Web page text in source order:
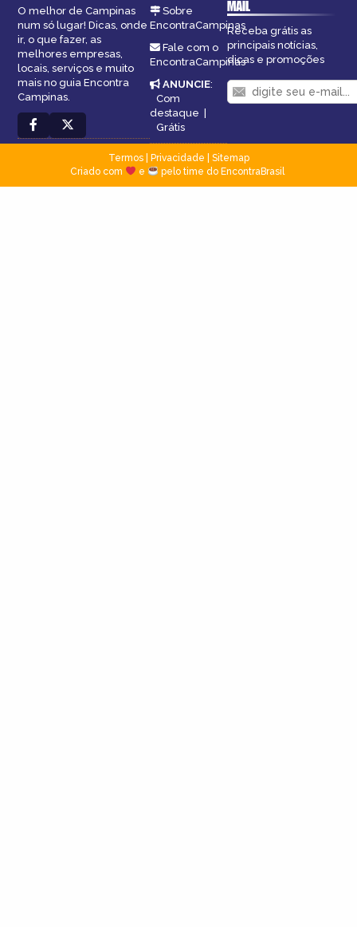
O melhor de Campinas
num só lugar! Dicas, onde
ir, o que fazer, as
melhores empresas,
locais, serviços e muito
mais no guia Encontra
Campinas.
Sobre
EncontraCampinas
Fale com o
EncontraCampinas
ANUNCIE:
Com
destaque |
Grátis
MAIL
Receba grátis as
principais notícias,
dicas e promoções
Termos| Privacidade
Sitemap
Criado com
e pelo time do EncontraBrasil